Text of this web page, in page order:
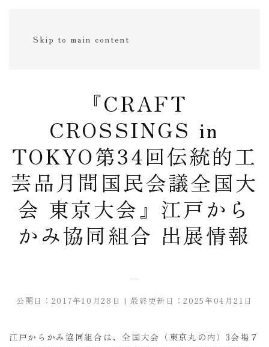
Skip to main content
『CRAFT
CROSSINGS in
TOKYO第34回伝統的工
芸品月間国民会議全国大
会 東京大会』江戸から
かみ協同組合 出展情報
公開日：2017年10月28日 | 最終更新日：2025年04月21日
江戸からかみ協同組合は、全国大会（東京丸の内）3会場７